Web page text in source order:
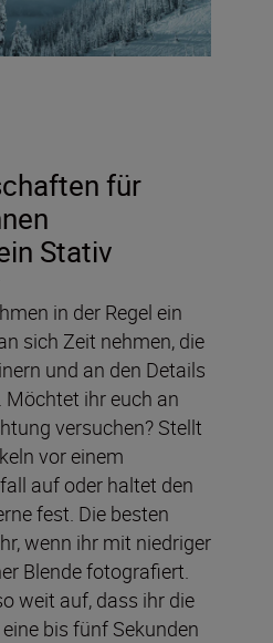
für
Stativ
in der Regel ein
sich Zeit nehmen, die
und an den Details
Möchtet ihr euch an
versuchen? Stellt
vor einem
auf oder haltet den
fest. Die besten
wenn ihr mit niedriger
Blende fotografiert.
weit auf, dass ihr die
bis fünf Sekunden